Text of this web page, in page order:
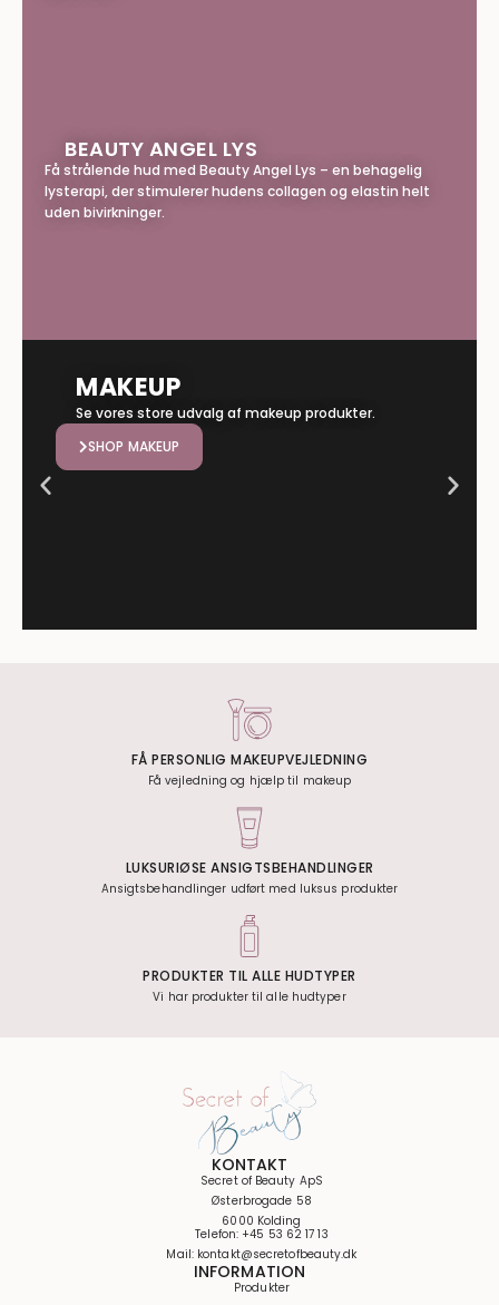
BEAUTY ANGEL LYS
Få strålende hud med Beauty Angel Lys – en behagelig
lysterapi, der stimulerer hudens collagen og elastin helt
uden bivirkninger.
MAKEUP
Se vores store udvalg af makeup produkter.
SHOP MAKEUP
FÅ PERSONLIG MAKEUPVEJLEDNING
Få vejledning og hjælp til makeup
LUKSURIØSE ANSIGTSBEHANDLINGER
Ansigtsbehandlinger udført med luksus produkter
PRODUKTER TIL ALLE HUDTYPER
Vi har produkter til alle hudtyper
KONTAKT
Secret of Beauty ApS
Østerbrogade 58
6000 Kolding
Telefon: +45 53 62 17 13
Mail: kontakt@secretofbeauty.dk
INFORMATION
Produkter